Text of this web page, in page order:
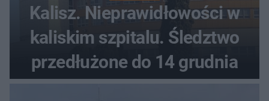
Kalisz. Nieprawidłowości w
kaliskim szpitalu. Śledztwo
przedłużone do 14 grudnia